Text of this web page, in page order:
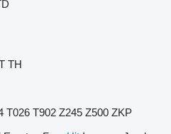
TH
T026 T902 Z245 Z500 ZKP